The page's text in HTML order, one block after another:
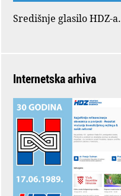
Središnje glasilo HDZ-a.
Internetska arhiva